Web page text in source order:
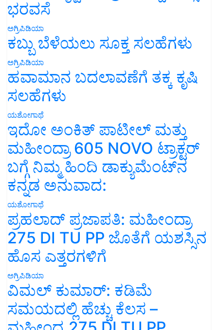
ಭರವಸೆ
ಅಗ್ರಿಪಿಡಿಯಾ
ಕಬ್ಬು ಬೆಳೆಯಲು ಸೂಕ್ತ ಸಲಹೆಗಳು
ಅಗ್ರಿಪಿಡಿಯಾ
ಹವಾಮಾನ ಬದಲಾವಣೆಗೆ ತಕ್ಕ ಕೃಷಿ
ಸಲಹೆಗಳು
ಯಶೋಗಾಥೆ
ಇದೋ ಅಂಕಿತ್ ಪಾಟೀಲ್ ಮತ್ತು
ಮಹೀಂದ್ರಾ 605 NOVO ಟ್ರಾಕ್ಟರ್
ಬಗ್ಗೆ ನಿಮ್ಮ ಹಿಂದಿ ಡಾಕ್ಯುಮೆಂಟ್‌ನ
ಕನ್ನಡ ಅನುವಾದ:
ಯಶೋಗಾಥೆ
ಪ್ರಹಲಾದ್ ಪ್ರಜಾಪತಿ: ಮಹೀಂದ್ರಾ
275 DI TU PP ಜೊತೆಗೆ ಯಶಸ್ಸಿನ
ಹೊಸ ಎತ್ತರಗಳಿಗೆ
ಅಗ್ರಿಪಿಡಿಯಾ
ವಿಮಲ್ ಕುಮಾರ್: ಕಡಿಮೆ
ಸಮಯದಲ್ಲಿ ಹೆಚ್ಚು ಕೆಲಸ –